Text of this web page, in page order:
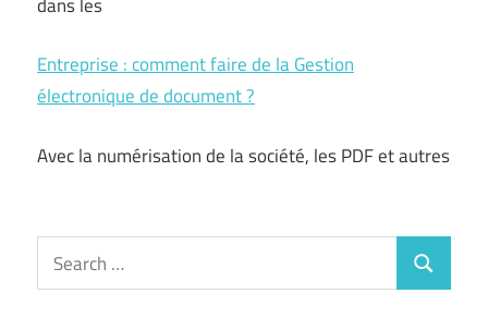
Entreprise : comment faire de la Gestion
électronique de document ?
Avec la numérisation de la société, les PDF et autres